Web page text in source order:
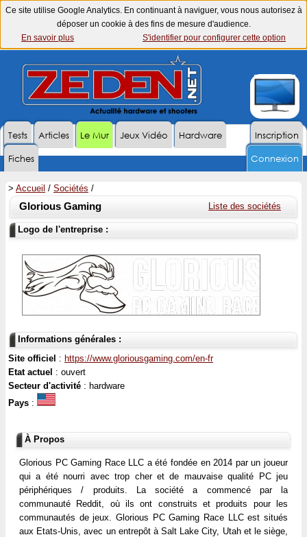
Ce site utilise Google Analytics. En continuant à naviguer, vous nous autorisez à
déposer un cookie à des fins de mesure d'audience.
En savoir plus
S'identifier pour configurer cette option
Inscription
Tests Articles Le Mur Jeux Vidéo
Hardware
Fiches
Connexion
> Accueil / Sociétés /
Liste des sociétés
Glorious Gaming
Logo de l'entreprise :
Informations générales :
Site officiel : https://www.gloriousgaming.com/en-fr
Etat actuel : ouvert
Secteur d'activité : hardware
Pays :
À Propos
Glorious PC Gaming Race LLC a été fondée en 2014 par un joueur
qui a été nourri avec trop cher et de mauvaise qualité PC jeu
périphériques / produits. La société a commencé par la
communauté Reddit, où ils ont construits et produits pour les
communautés de jeux. Glorious PC Gaming Race LLC est situés
aux Etats-Unis, avec un entrepôt à Salt Lake City, Utah et le siège,